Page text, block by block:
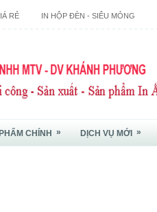
RẺ IN HỘP ĐÈN - SIÊU MỎNG
CHÍNH » DỊCH VỤ MỚI »